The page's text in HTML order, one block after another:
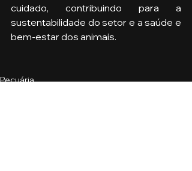
cuidado, contribuindo para a
sustentabilidade do setor e a saúde e
bem-estar dos animais.
Pecuária